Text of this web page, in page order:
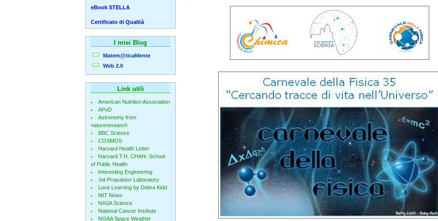
eBook STELLA
Certificato di Qualità
I miei Blog
Matem@ticaMente
Web 2.0
Link utili
American Nutrition Association
APoD
Astronomy from
natureresearch
BBC Science
COSMOS
Harvard Health Letter
Harvard T.H. CHAN- School
of Public Health
Interesting Engineering
Jet Propulsion Laboratory
Love Learning by Debra Kidd
MIT News
NASA Science
National Cancer Institute
NOAA Space Weather